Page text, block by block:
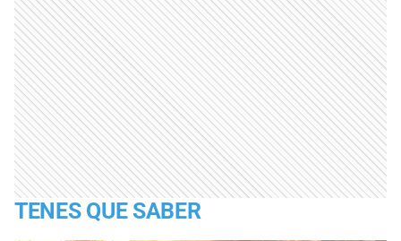
TENES QUE SABER